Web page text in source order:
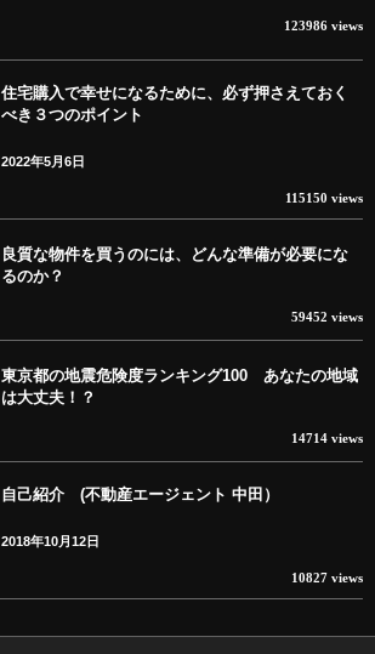
123986 views
住宅購入で幸せになるために、必ず押さえておく
べき３つのポイント
2022年5月6日
115150 views
良質な物件を買うのには、どんな準備が必要にな
るのか？
59452 views
東京都の地震危険度ランキング100 あなたの地域
は大丈夫！？
14714 views
自己紹介 (不動産エージェント 中田）
2018年10月12日
10827 views